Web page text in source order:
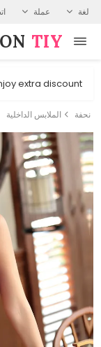
لغة عملة
TIY
extra discount
نحفة الملابس الداخلية